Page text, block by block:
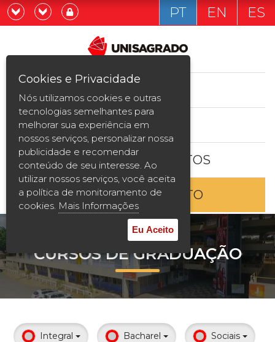
Graduação
Pós-graduação e MBA
Curta Duração
Vestibular
2ª Graduação
Transferência
Reingresso
Prouni
Desconto de pontualidade
Já sou estudande
Quero ser estudante
PT EN ES
ESTUDE AQUI
BOLSAS E DESCONTOS
ENTRE EM CONTATO
CURSOS DE GRADUAÇÃO
Integral Bacharel Sociais
Cookies e Privacidade
Nós utilizamos cookies e outras
tecnologias semelhantes para
melhorar sua experiência em
nossos serviços, personalizar nossa
publicidade e recomendar
conteúdo de seu interesse. Ao
utilizar nossos serviços, você aceita
a política de monitoramento de
cookies. Mais Informações
Eu Aceito